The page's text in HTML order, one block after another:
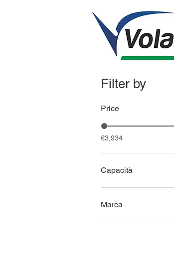
Filter by
Price
€3,934
Capacità
Lt 350
Marca
Cangini